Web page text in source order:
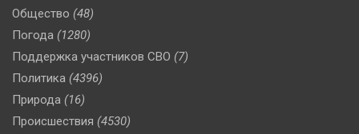
Общество (48)
Погода (1280)
Поддержка участников СВО (7)
Политика (4396)
Природа (16)
Происшествия (4530)